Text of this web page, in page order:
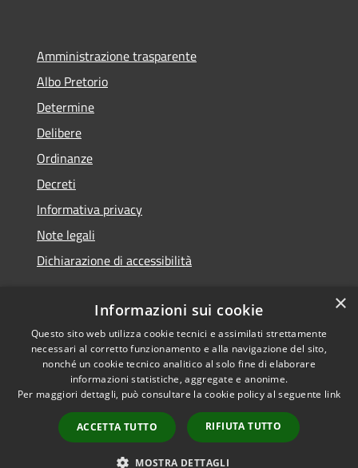
Amministrazione trasparente
Albo Pretorio
Determine
Delibere
Ordinanze
Decreti
Informativa privacy
Note legali
Dichiarazione di accessibilità
RSS
Accessibilità
Cookie
Mappa del sito
Extranet
Copyright © 2026 • Comune di
Molochio • Powered by
Municipium•Accesso
redazione
×
Informazioni sui cookie
Questo sito web utilizza cookie tecnici e assimilati strettamente
necessari al corretto funzionamento e alla navigazione del sito,
nonché un cookie tecnico analitico al solo fine di elaborare
informazioni statistiche, aggregate e anonime.
Per maggiori dettagli, può consultare la cookie policy al seguente link
ACCETTA TUTTO RIFIUTA TUTTO
MOSTRA DETTAGLI